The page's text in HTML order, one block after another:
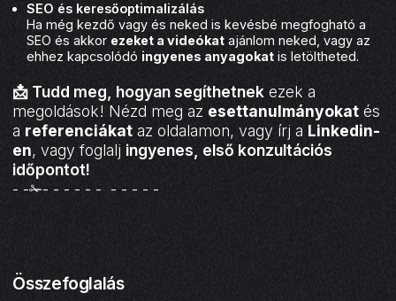
SEO és keresőoptimalizálás
Ha még kezdő vagy és neked is kevésbé megfogható a
SEO és akkor ezeket a videókat ajánlom neked, vagy az
ehhez kapcsolódó ingyenes anyagokat is letöltheted.
📩 Tudd meg, hogyan segíthetnek ezek a
megoldások! Nézd meg az esettanulmányokat és
a referenciákat az oldalamon, vagy írj a Linkedin-
en, vagy foglalj ingyenes, első konzultációs
időpontot!
- -✁- - - - - - - - - - -
Összefoglalás